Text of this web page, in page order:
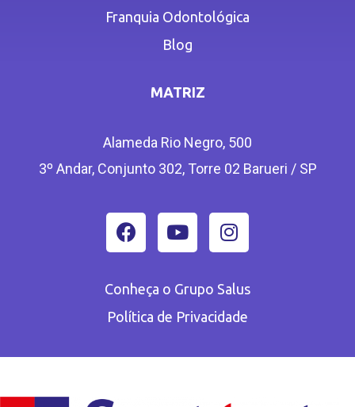
Franquia Odontológica
Blog
MATRIZ
Alameda Rio Negro, 500
3º Andar, Conjunto 302, Torre 02 Barueri / SP
Conheça o Grupo Salus
Política de Privacidade